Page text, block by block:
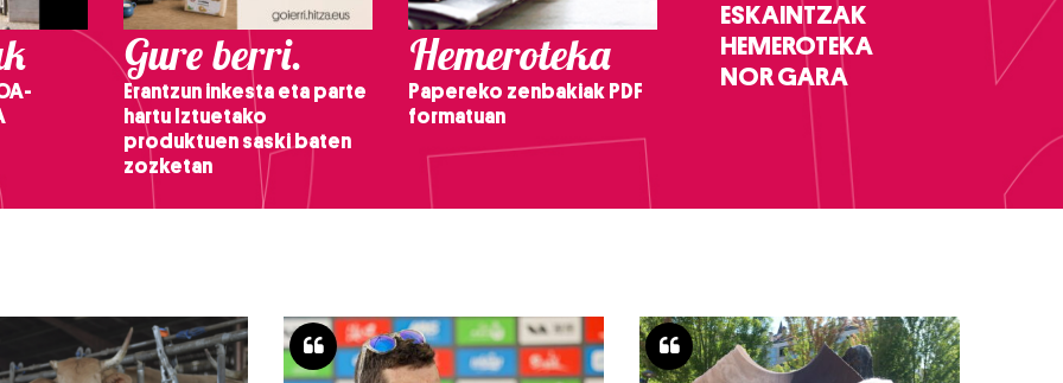
Gure berri.
Erantzun inkesta eta parte
hartu Iztuetako
produktuen saski baten
zozketan
Hemeroteka
Papereko zenbakiak PDF
formatuan
ESKAINTZAK
HEMEROTEKA
NOR GARA